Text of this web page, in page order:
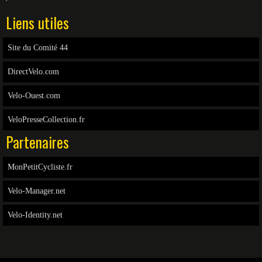
Liens utiles
Site du Comité 44
DirectVelo.com
Velo-Ouest.com
VeloPresseCollection.fr
Partenaires
MonPetitCycliste.fr
Velo-Manager.net
Velo-Identity.net